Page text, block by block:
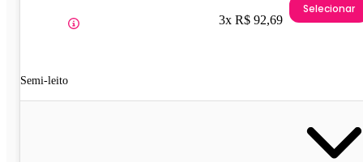
Semi-leito
3x R$ 92,69
Selecionar